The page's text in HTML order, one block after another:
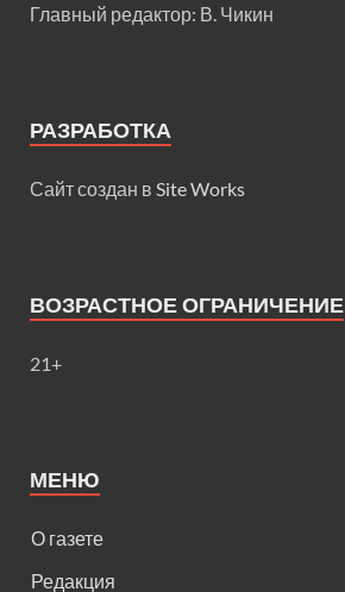
Главный редактор: В. Чикин
РАЗРАБОТКА
Сайт создан в Site Works
ВОЗРАСТНОЕ ОГРАНИЧЕНИЕ
21+
МЕНЮ
О газете
Редакция